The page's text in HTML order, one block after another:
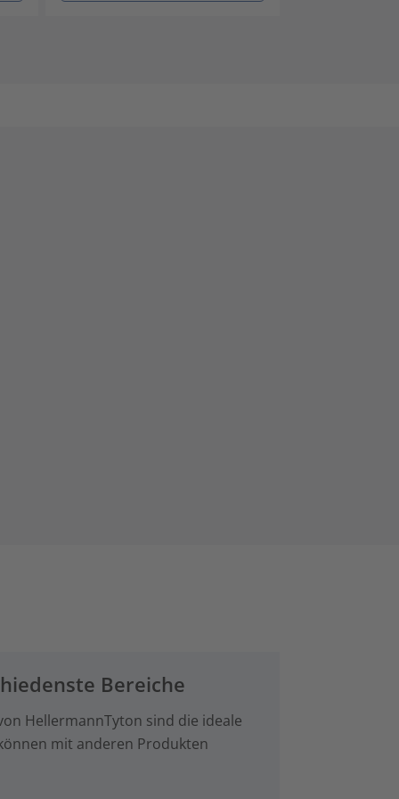
Bereiche
HellermannTyton sind die ideale
mit anderen Produkten